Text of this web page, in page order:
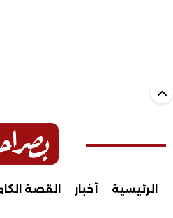
الرئيسية أخبار القصة